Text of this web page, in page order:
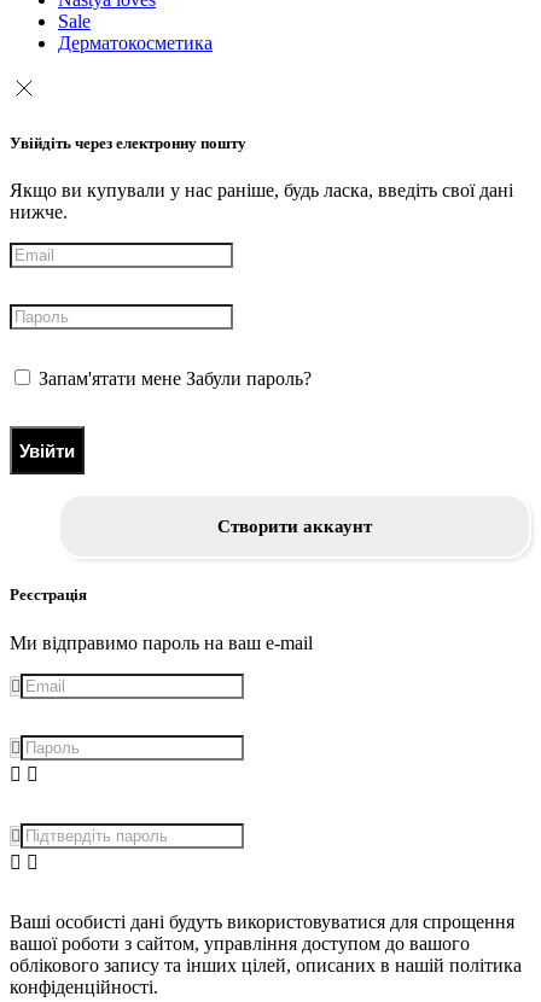
Sale
Дерматокосметика
Увійдіть через електронну пошту
Якщо ви купували у нас раніше, будь ласка, введіть свої дані
нижче.
Запам'ятати мене Забули пароль?
Увійти
Створити аккаунт
Реєстрація
Ми відправимо пароль на ваш e-mail
Ваші особисті дані будуть використовуватися для спрощення
вашої роботи з сайтом, управління доступом до вашого
облікового запису та інших цілей, описаних в нашій політика
конфіденційності.